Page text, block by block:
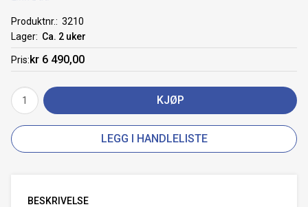
Produktnr.
3210
Lager
Ca. 2 uker
Pris kr 6 490,00
KJØP
LEGG I HANDLELISTE
BESKRIVELSE